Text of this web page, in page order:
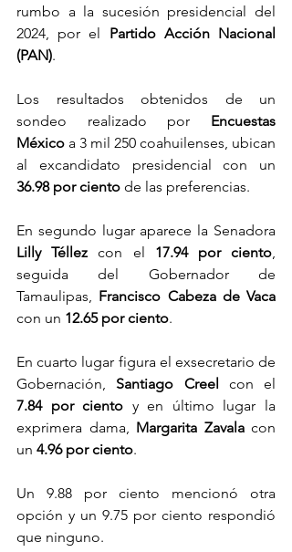
rumbo a la sucesión presidencial del
2024, por el Partido Acción Nacional
(PAN).
Los resultados obtenidos de un
sondeo realizado por Encuestas
México a 3 mil 250 coahuilenses, ubican
36.98 por ciento de las preferencias.
Lilly Téllez con el 17.94 por ciento,
seguida del Gobernador de
Tamaulipas, Francisco Cabeza de Vaca
con un 12.65 por ciento.
En cuarto lugar figura el exsecretario de
Gobernación, Santiago Creel
7.84 por ciento y en último lugar la
exprimera dama, Margarita Zavala con
un 4.96 por ciento.
Un 9.88 por ciento mencionó otra
opción y un 9.75 por ciento respondió
que ninguno.